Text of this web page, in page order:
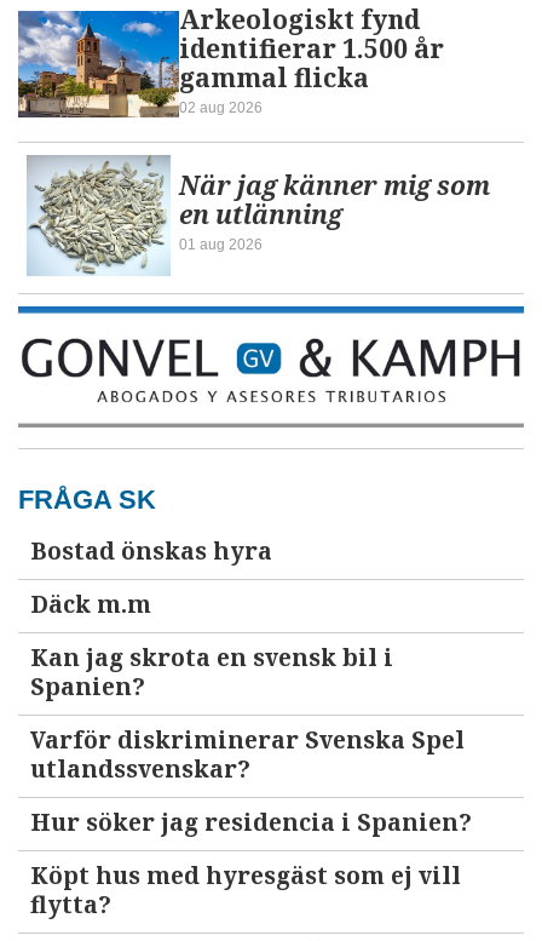
Arkeologiskt fynd
identifierar 1.500 år
gammal flicka
02 aug 2026
När jag känner mig som
en utlänning
01 aug 2026
FRÅGA SK
Bostad önskas hyra
Däck m.m
Kan jag skrota en svensk bil i
Spanien?
Varför diskriminerar Svenska Spel
utlandssvenskar?
Hur söker jag residencia i Spanien?
Köpt hus med hyresgäst som ej vill
flytta?